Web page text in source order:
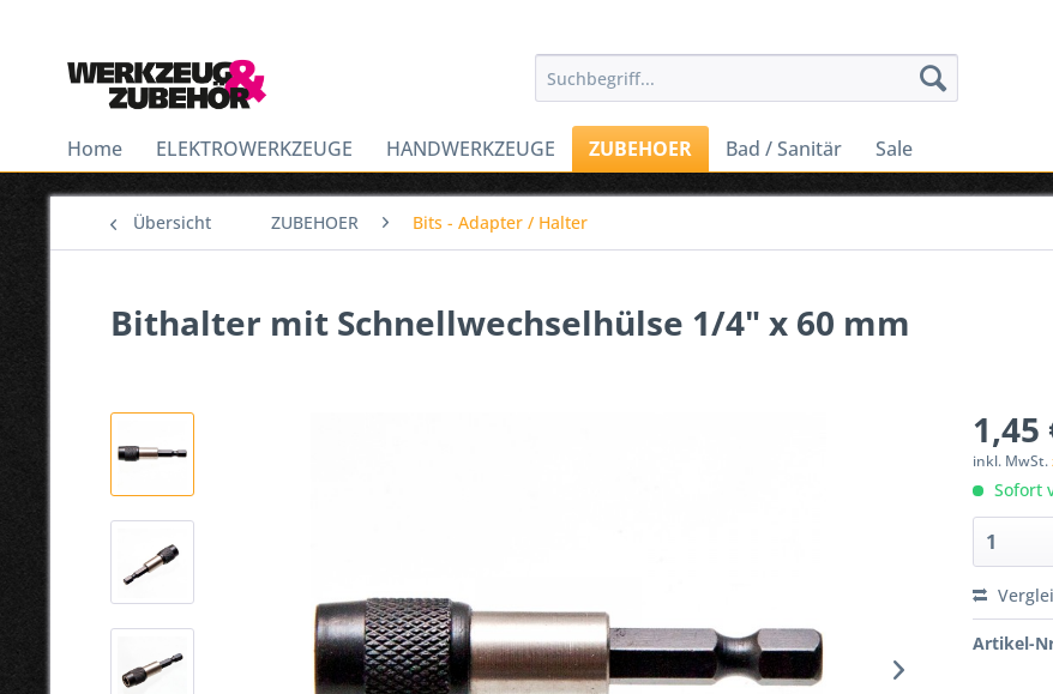
Home ELEKTROWERKZEUGE HANDWERKZEUGE ZUBEHOER Bad / Sanitär Sale
Übersicht ZUBEHOER Bits - Adapter / Halter
Bithalter mit Schnellwechselhülse 1/4" x 60 mm
1,45
inkl. MwSt.
Sofort
Artikel-